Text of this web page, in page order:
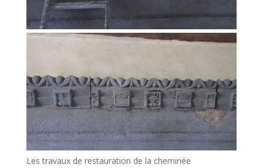
Les travaux de restauration de la cheminée